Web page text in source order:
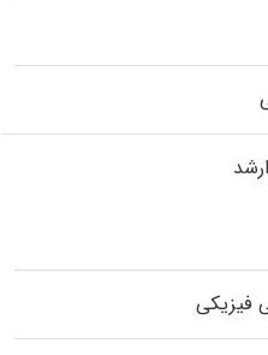
فیزیکی